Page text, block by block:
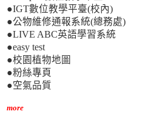
●IGT數位教學平臺(校內)
●公物維修通報系統(總務處)
●LIVE ABC英語學習系統
●easy test
●校園植物地圖
●粉絲專頁
●空氣品質
more